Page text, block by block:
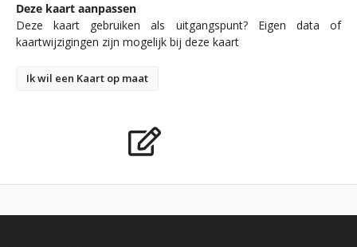
Deze kaart aanpassen
Deze kaart gebruiken als uitgangspunt? Eigen data of
kaartwijzigingen zijn mogelijk bij deze kaart
Ik wil een Kaart op maat